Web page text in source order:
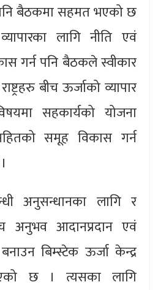
बैठकमा सहमत भएको छ
लागि नीति एवं
गर्न पनि बैठकले स्वीकार
बीच ऊर्जाको व्यापार
सहकार्यको योजना
समूह विकास गर्न
अनुसन्धानका लागि र
अनुभव आदानप्रदान एवं
बिम्स्टेक ऊर्जा केन्द्र
छ । त्यसका लागि